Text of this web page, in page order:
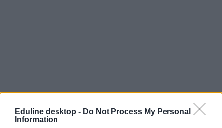
Eduline desktop - Do Not Process My Personal
Information